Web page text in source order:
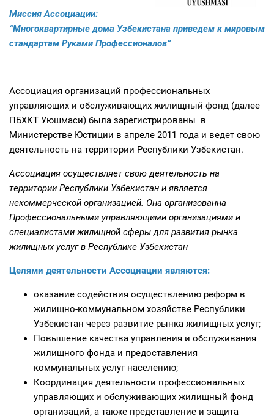
Миссия Ассоциации:
“Многоквартирные дома Узбекистана приведем к мировым
стандартам Руками Профессионалов”
Ассоциация организаций профессиональных
управляющих и обслуживающих жилищный фонд (далее
ПБХКТ Уюшмаси) была зарегистрированы в
Министерстве Юстиции в апреле 2011 года и ведет свою
деятельность на территории Республики Узбекистан.
Ассоциация осуществляет свою деятельность на
территории Республики Узбекистан и является
некоммерческой организацией. Она организованна
Профессиональными управляющими организациями и
специалистами жилищной сферы для развития рынка
жилищных услуг в Республике Узбекистан
Целями деятельности Ассоциации являются:
оказание содействия осуществлению реформ в
жилищно-коммунальном хозяйстве Республики
Узбекистан через развитие рынка жилищных услуг;
Повышение качества управления и обслуживания
жилищного фонда и предоставления
коммунальных услуг населению;
Координация деятельности профессиональных
управляющих и обслуживающих жилищный фонд
организаций, а также представление и защита